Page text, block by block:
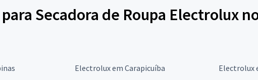
Secadora de Roupa Electrolux
Electrolux em Carapicuíba Electrolux